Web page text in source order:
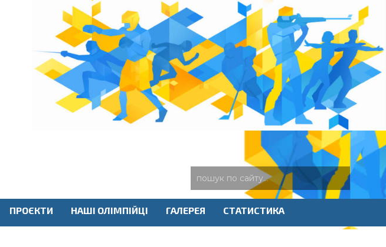
ПРОЄКТИ НАШІ ОЛІМПІЙЦІ ГАЛЕРЕЯ СТАТИСТИКА